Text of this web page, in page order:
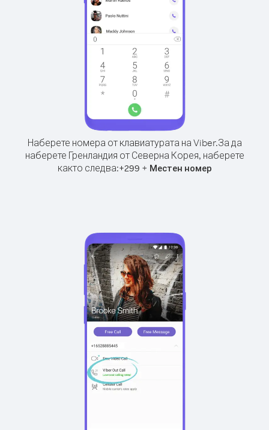
Наберете номера от клавиатурата на Viber.За да
наберете Гренландия от Северна Корея, наберете
както следва:+299 + Местен номер